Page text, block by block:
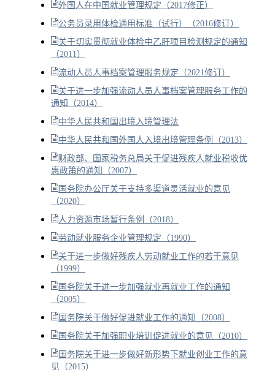
外国人在中国就业管理规定（2017修正）
公务员录用体检通用标准（试行）（2016修订）
关于切实贯彻就业体检中乙肝项目检测规定的通知
（2011）
流动人员人事档案管理服务规定（2021修订）
关于进一步加强流动人员人事档案管理服务工作的
通知（2014）
中华人民共和国出境入境管理法
中华人民共和国外国人入境出境管理条例（2013）
财政部、国家税务总局关于促进残疾人就业税收优
惠政策的通知（2007）
国务院办公厅关于支持多渠道灵活就业的意见
（2020）
人力资源市场暂行条例（2018）
劳动就业服务企业管理规定（1990）
关于进一步做好残疾人劳动就业工作的若干意见
（1999）
国务院关于进一步加强就业再就业工作的通知
（2005）
国务院关于做好促进就业工作的通知（2008）
国务院关于加强职业培训促进就业的意见（2010）
国务院关于进一步做好新形势下就业创业工作的意
见（2015）